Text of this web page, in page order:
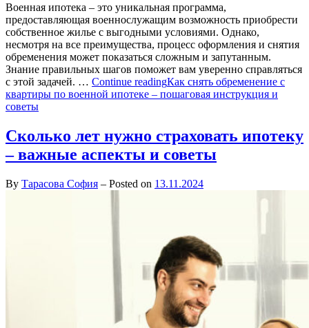
Военная ипотека – это уникальная программа,
предоставляющая военнослужащим возможность приобрести
собственное жилье с выгодными условиями. Однако,
несмотря на все преимущества, процесс оформления и снятия
обременения может показаться сложным и запутанным.
Знание правильных шагов поможет вам уверенно справляться
с этой задачей. … Continue readingКак снять обременение с
квартиры по военной ипотеке – пошаговая инструкция и
советы
Сколько лет нужно страховать ипотеку
– важные аспекты и советы
By Тарасова София – Posted on 13.11.2024